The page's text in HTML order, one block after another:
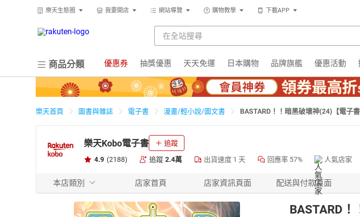
樂天生態圈 我要開店 網站導覽 購物教學 下載APP
商品分類 優惠券 抽獎優惠 天天免運 日本購物 品牌旗艦 優惠活動
樂天首頁 圖書與雜誌 電子書 漫畫/輕小說/圖文書 BASTARD！！暗黑破壞神(24)【電子書
樂天Kobo電子書 追蹤
4.9 (2188) 追蹤 2.4萬 出貨速度 1 天 回應率 57% 人氣店家
本店類別 店家首頁 店家資訊頁面 配送與付款頁面
BASTARD！